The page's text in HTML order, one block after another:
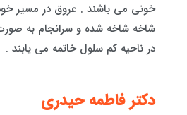
خونی می باشند . عروق در مسیر
شاخه شاخه شده و سرانجام به
در ناحیه کم سلول خاتمه می یابند .
دكتر فاطمه حيدری